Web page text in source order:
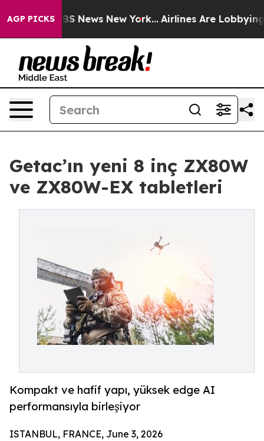
AGP PICKS
CBS News New York... Airlines Are Lobbying To
Getac’ın yeni 8 inç ZX80W
ve ZX80W-EX tabletleri
Kompakt ve hafif yapı, yüksek edge AI
performansıyla birleşiyor
ISTANBUL, FRANCE, June 3, 2026